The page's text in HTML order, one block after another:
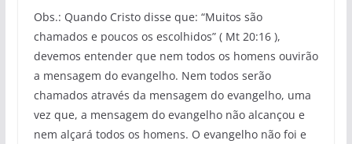
Obs.: Quando Cristo disse que: “Muitos são
chamados e poucos os escolhidos” ( Mt 20:16 ),
devemos entender que nem todos os homens ouvirão
a mensagem do evangelho. Nem todos serão
chamados através da mensagem do evangelho, uma
vez que, a mensagem do evangelho não alcançou e
nem alçará todos os homens. O evangelho não foi e